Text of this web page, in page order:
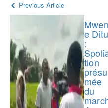
Previous Article
Mwen
e Ditu
:
tion
présu
mée
du